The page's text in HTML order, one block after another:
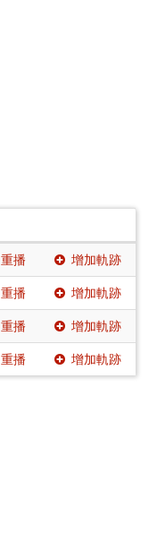
重播 增加軌跡
重播 增加軌跡
重播 增加軌跡
重播 增加軌跡